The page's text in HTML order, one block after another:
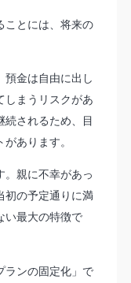
ことには、将来の
預金は自由に出し
しまうリスクがあ
続されるため、目
あります。
。親に不幸があっ
初の予定通りに満
い最大の特徴で
ランの固定化」で